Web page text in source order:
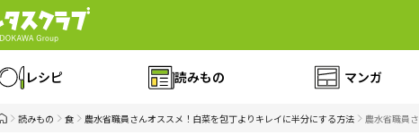
レシピ 読みもの マンガ
読みもの 食 農水省職員さんオススメ！白菜を包丁よりキレイに半分にする方法 農水省職員